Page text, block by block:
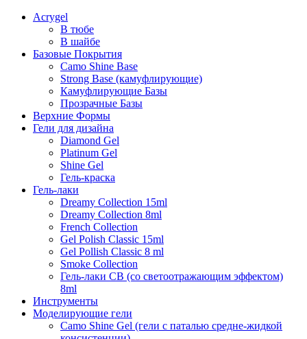
Acrygel
В тюбе
В шайбе
Базовые Покрытия
Camo Shine Base
Strong Base (камуфлирующие)
Камуфлирующие Базы
Прозрачные Базы
Верхние Формы
Гели для дизайна
Diamond Gel
Platinum Gel
Shine Gel
Гель-краска
Гель-лаки
Dreamy Collection 15ml
Dreamy Collection 8ml
French Collection
Gel Polish Classic 15ml
Gel Pollish Classic 8 ml
Smoke Collection
Гель-лаки СВ (со светоотражающим эффектом)
8ml
Инструменты
Моделирующие гели
Camo Shine Gel (гели с паталью средне-жидкой